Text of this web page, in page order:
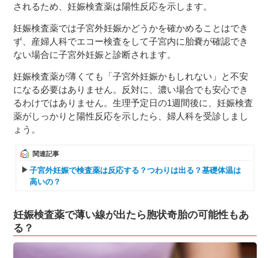
されるため、妊娠検査薬は陽性反応を示します。
妊娠検査薬では子宮外妊娠かどうかを確かめることはでき
ず、産婦人科でエコー検査をして子宮内に胎嚢が確認でき
ない場合に子宮外妊娠と診断されます。
妊娠検査薬が薄くても「子宮外妊娠かもしれない」と不安
になる必要はありません。反対に、濃い場合でも安心でき
るわけではありません。生理予定日の1週間後に、妊娠検査
薬がしっかりと陽性反応を示したら、婦人科を受診しまし
ょう。
関連記事
子宮外妊娠で検査薬は反応する？つわりは出る？基礎体温は
高いの？
妊娠検査薬で薄い線が出たら胞状奇胎の可能性もあ
る？